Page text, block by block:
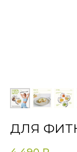
ДЛЯ